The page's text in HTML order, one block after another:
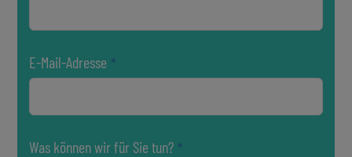
E-Mail-Adresse *
Was können wir für Sie tun? *